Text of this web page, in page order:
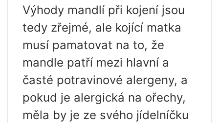
Výhody mandlí při kojení jsou
tedy zřejmé, ale kojící matka
musí pamatovat na to, že
mandle patří mezi hlavní a
časté potravinové alergeny, a
pokud je alergická na ořechy,
měla by je ze svého jídelníčku